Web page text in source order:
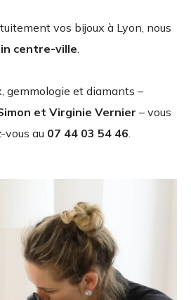
vos bijoux à Lyon, nous
centre-ville.
gemmologie et diamants –
et Virginie Vernier – vous
vous au 07 44 03 54 46.